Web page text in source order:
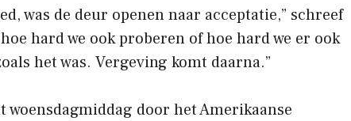
was de deur openen naar acceptatie,” schreef
hard we ook proberen of hoe hard we er ook
het was. Vergeving komt daarna.”
door het Amerikaanse